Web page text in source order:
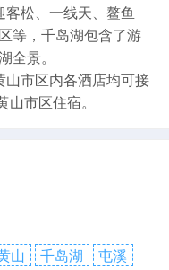
松、一线天、鳌鱼
等，千岛湖包含了游
全景。
市区内各酒店均可接
市区住宿。
山 千岛湖
屯溪